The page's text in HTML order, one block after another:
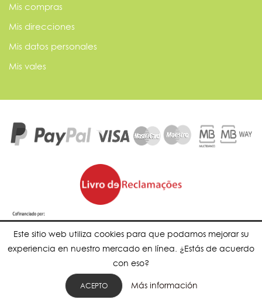
Este sitio web utiliza cookies para que podamos mejorar su
experiencia en nuestro mercado en línea. ¿Estás de acuerdo
con eso?
ACEPTO Más información
Mis compras
Mis direcciones
Mis datos personales
Mis vales